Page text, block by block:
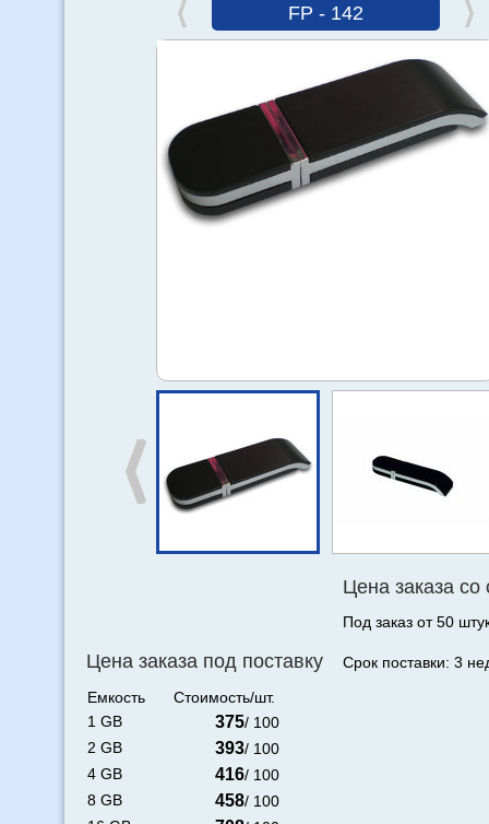
FP - 142
Цена заказа под поставку
Емкость
Стоимость/шт.
1 GB
375/ 100
2 GB
393/ 100
4 GB
416/ 100
8 GB
458/ 100
Цена заказа со
Под заказ от 50
Срок поставки: 3